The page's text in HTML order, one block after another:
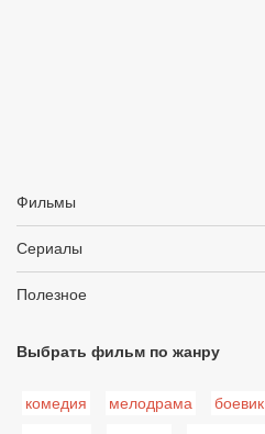
Фильмы
Сериалы
Полезное
Выбрать фильм по жанру
комедия мелодрама боевик